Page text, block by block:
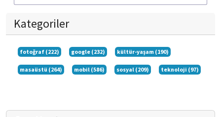
Kategoriler
fotoğraf (222) google (232) kültür-yaşam (190)
masaüstü (264) mobil (586) sosyal (209) teknoloji (97)